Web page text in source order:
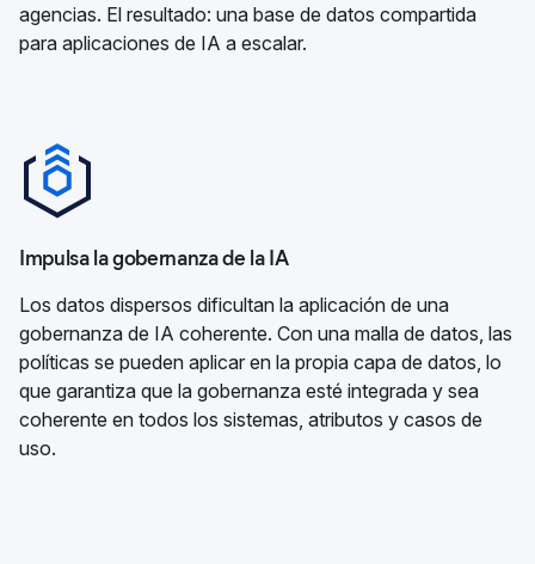
agencias. El resultado: una base de datos compartida
para aplicaciones de IA a escalar.
Impulsa la gobernanza de la IA
Los datos dispersos dificultan la aplicación de una
gobernanza de IA coherente. Con una malla de datos, las
políticas se pueden aplicar en la propia capa de datos, lo
que garantiza que la gobernanza esté integrada y sea
coherente en todos los sistemas, atributos y casos de
uso.